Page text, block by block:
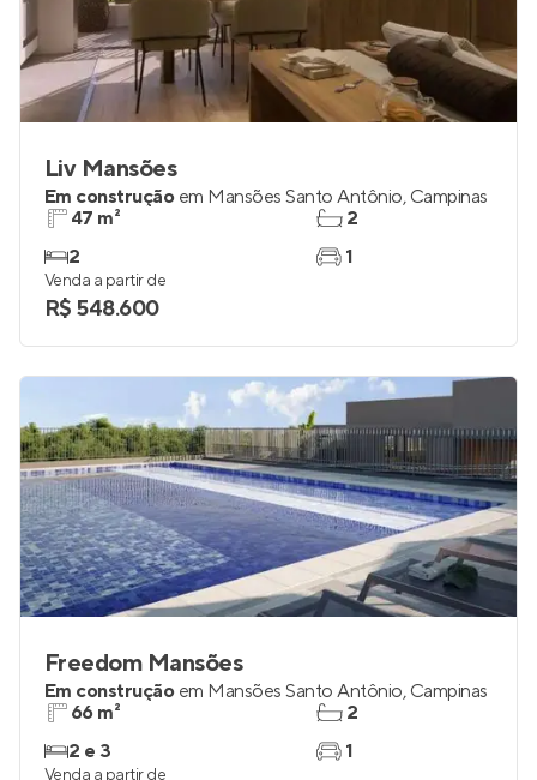
Liv Mansões
Em construção em Mansões Santo Antônio, Campinas
47 m²
2
2
1
Venda a partir de
R$ 548.600
Freedom Mansões
Em construção em Mansões Santo Antônio, Campinas
66 m²
2 e 3
2
1
Venda a partir de